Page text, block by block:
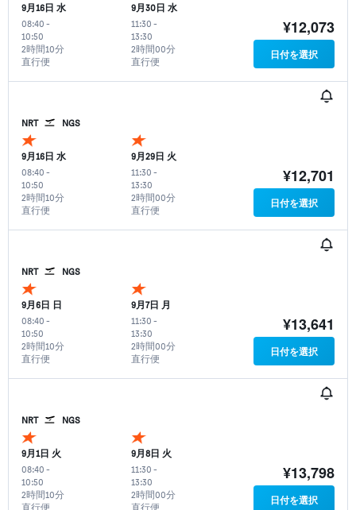
9月16日 水
08:40 -
10:50
直行便
2時間10分
9月30日 水
11:30 -
13:30
直行便
2時間00分
¥12,073
日付を選択
NRT NGS
9月16日 水
08:40 -
10:50
直行便
2時間10分
9月29日 火
11:30 -
13:30
直行便
2時間00分
¥12,701
日付を選択
NRT NGS
9月6日 日
08:40 -
10:50
直行便
2時間10分
9月7日 月
11:30 -
13:30
直行便
2時間00分
¥13,641
日付を選択
NRT NGS
9月1日 火
08:40 -
10:50
直行便
2時間10分
9月8日 火
11:30 -
13:30
直行便
2時間00分
¥13,798
日付を選択